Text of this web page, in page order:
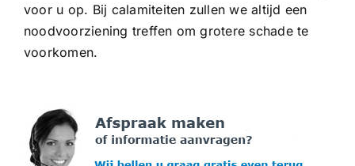
voor u op. Bij calamiteiten zullen we altijd een
noodvoorziening treffen om grotere schade te
voorkomen.